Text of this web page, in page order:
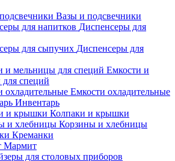
Вазы и подсвечники
Диспенсеры для
Диспенсеры для
Емкости и
специй
Емкости охладительные
Инвентарь
Колпаки и крышки
Корзины и хлебницы
Креманки
Мармит